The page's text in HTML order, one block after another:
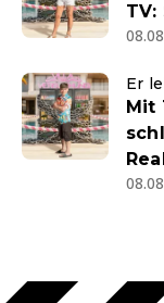
Er
Mit